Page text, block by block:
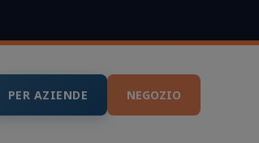
PER AZIENDE NEGOZIO